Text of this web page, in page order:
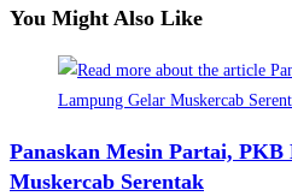
You Might Also Like
Panaskan Mesin Partai,
Muskercab Serentak